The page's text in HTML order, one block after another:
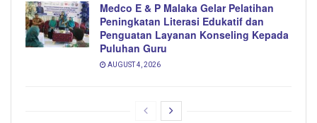
Medco E & P Malaka Gelar Pelatihan
Peningkatan Literasi Edukatif dan
Penguatan Layanan Konseling Kepada
Puluhan Guru
AUGUST 4, 2026